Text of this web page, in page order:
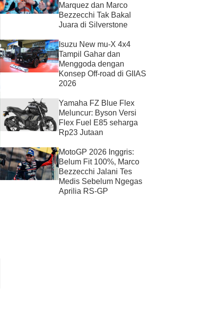
Marquez dan Marco
Bezzecchi Tak Bakal
Juara di Silverstone
Isuzu New mu-X 4x4
Tampil Gahar dan
Menggoda dengan
Konsep Off-road di GIIAS
2026
Yamaha FZ Blue Flex
Meluncur: Byson Versi
Flex Fuel E85 seharga
Rp23 Jutaan
MotoGP 2026 Inggris:
Belum Fit 100%, Marco
Bezzecchi Jalani Tes
Medis Sebelum Ngegas
Aprilia RS-GP